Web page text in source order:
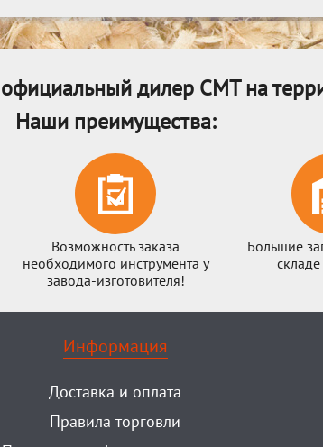
дилер CMT на
Наши преимущества:
Возможность заказа
необходимого инструмента у
завода-изготовителя!
Большие
Информация
Доставка и оплата
Правила торговли